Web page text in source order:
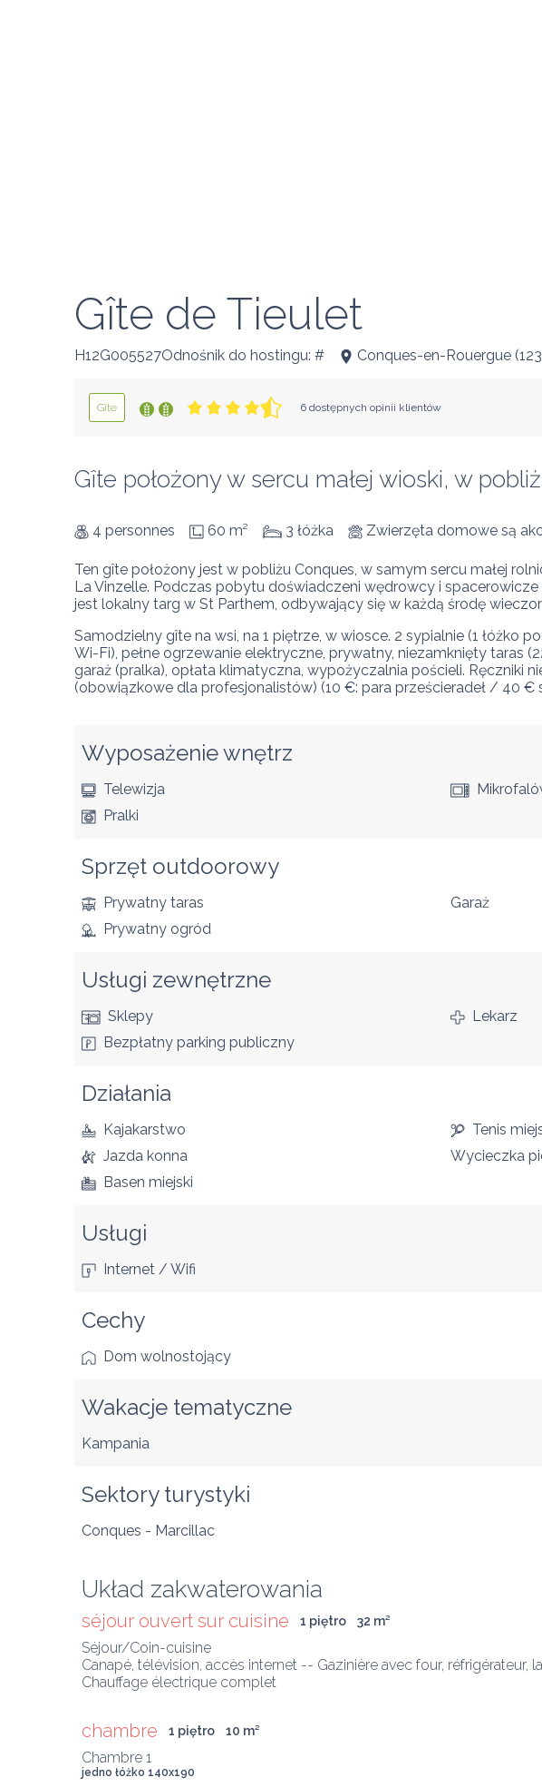
Gîte de Tieulet
H12G005527Odnośnik do hostingu: # Conques-en-Rouergue (
Gîte 6 dostępnych opinii klientów
Gîte położony w sercu małej wioski, w
4 personnes 60 m² 3 łóżka Zwierzęta domowe są
Ten gîte położony jest w pobliżu Conques, w samym sercu małej
La Vinzelle. Podczas pobytu doświadczeni wędrowcy i
jest lokalny targ w St Parthem, odbywający się w każdą środę
Samodzielny gîte na wsi, na 1 piętrze, w wiosce. 2 sypialnie (1 łóżko
Wi-Fi), pełne ogrzewanie elektryczne, prywatny, niezamknięty taras
garaż (pralka), opłata klimatyczna, wypożyczalnia pościeli. Ręczniki
(obowiązkowe dla profesjonalistów) (10 €: para prześcieradeł / 40
Wyposażenie wnętrz
Telewizja
Pralki
Sprzęt outdoorowy
Prywatny taras
Garaż
Prywatny ogród
Usługi zewnętrzne
Sklepy
Lekarz
Bezpłatny parking publiczny
Działania
Kajakarstwo
Tenis
Jazda konna
Wycieczka
Basen miejski
Usługi
Internet / Wifi
Cechy
Dom wolnostojący
Wakacje tematyczne
Kampania
Sektory turystyki
Conques - Marcillac
Układ zakwaterowania
séjour ouvert sur cuisine 1 piętro 32 m²
Séjour/Coin-cuisine
Canapé, télévision, accès internet -- Gazinière avec four,
Chauffage électrique complet
chambre 1 piętro 10 m²
jedno łóżko 140x190